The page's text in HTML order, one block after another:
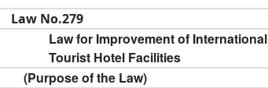
Law No.279
Law for Improvement of International
Tourist Hotel Facilities
(Purpose of the Law)